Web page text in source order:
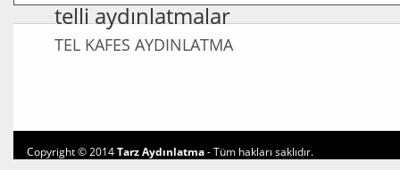
telli aydınlatmalar
TEL KAFES AYDINLATMA
Copyright © 2014Tarz Aydınlatma- Tüm hakları saklıdır.